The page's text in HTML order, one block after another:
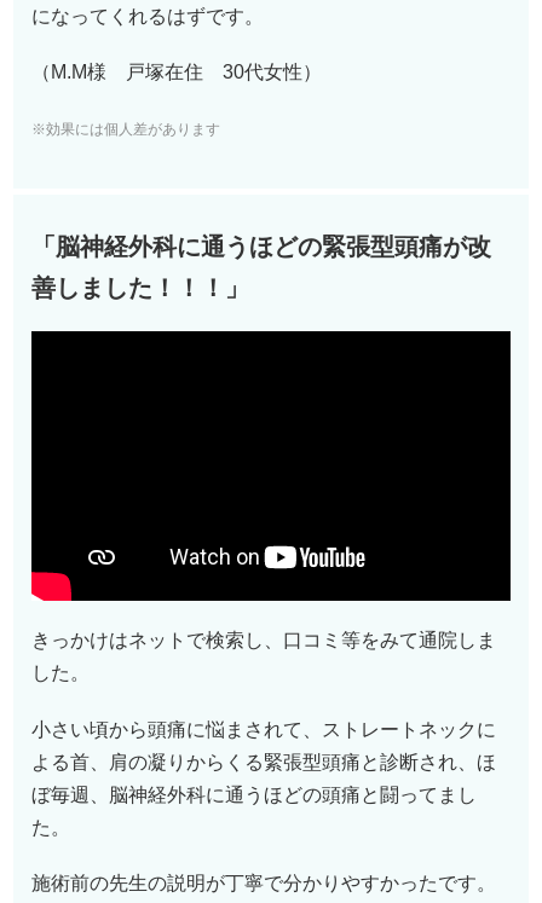
になってくれるはずです。
（M.M様 戸塚在住 30代女性）
※効果には個人差があります
「脳神経外科に通うほどの緊張型頭痛が改
善しました！！！
」
きっかけはネットで検索し、口コミ等をみて通院しま
した。
小さい頃から頭痛に悩まされて、ストレートネックに
よる首、肩の凝りからくる緊張型頭痛と診断され、ほ
ぼ毎週、脳神経外科に通うほどの頭痛と闘ってまし
た。
施術前の先生の説明が丁寧で分かりやすかったです。